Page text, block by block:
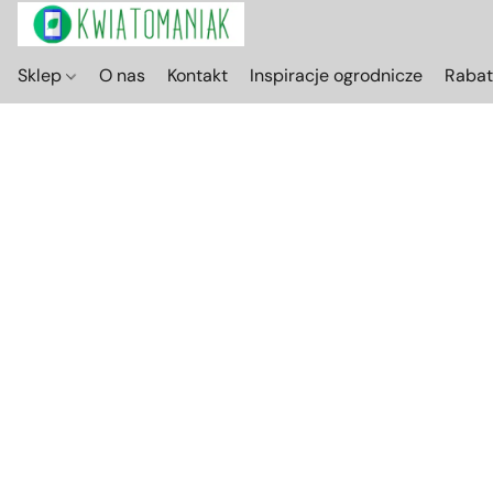
Sklep O nas Kontakt Inspiracje ogrodnicze